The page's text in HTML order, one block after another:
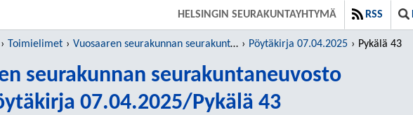
SIIRRY SUORAAN PÄÄSISÄLTÖÖNHELSINGIN SEURAKUNTAYHTYMÄ RSS
Toimielimet Vuosaaren seurakunnan seurakuntaneuvosto Pöytäkirja 07.04.2025 Pykälä 43
seurakunnan seurakuntaneuvosto
07.04.2025/Pykälä 43